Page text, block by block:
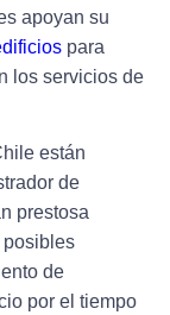
apoyan su
para
los servicios de
están
de
prestosa
posibles
de
por el tiempo